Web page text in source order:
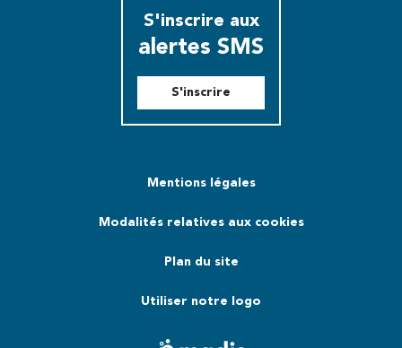
S'inscrire aux
alertes SMS
S'inscrire
Mentions légales
Modalités relatives aux cookies
Plan du site
Utiliser notre logo